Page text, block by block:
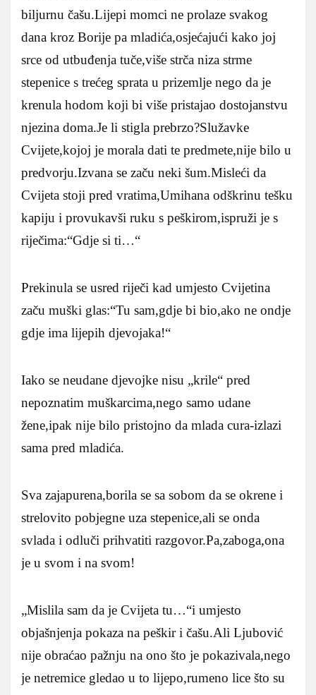
biljurnu čašu.Lijepi momci ne prolaze svakog
dana kroz Borije pa mladića,osjećajući kako joj
srce od utbuđenja tuče,više strča niza strme
stepenice s trećeg sprata u prizemlje nego da je
krenula hodom koji bi više pristajao dostojanstvu
njezina doma.Je li stigla prebrzo?Služavke
Cvijete,kojoj je morala dati te predmete,nije bilo u
predvorju.Izvana se začu neki šum.Misleći da
Cvijeta stoji pred vratima,Umihana odškrinu tešku
kapiju i provukavši ruku s peškirom,ispruži je s
riječima:“Gdje si ti…“
Prekinula se usred riječi kad umjesto Cvijetina
začu muški glas:“Tu sam,gdje bi bio,ako ne ondje
gdje ima lijepih djevojaka!“
Iako se neudane djevojke nisu „krile“ pred
nepoznatim muškarcima,nego samo udane
žene,ipak nije bilo pristojno da mlada cura-izlazi
sama pred mladića.
Sva zajapurena,borila se sa sobom da se okrene i
strelovito pobjegne uza stepenice,ali se onda
svlada i odluči prihvatiti razgovor.Pa,zaboga,ona
je u svom i na svom!
„Mislila sam da je Cvijeta tu…“i umjesto
objašnjenja pokaza na peškir i čašu.Ali Ljubović
nije obraćao pažnju na ono što je pokazivala,nego
je netremice gledao u to lijepo,rumeno lice što su